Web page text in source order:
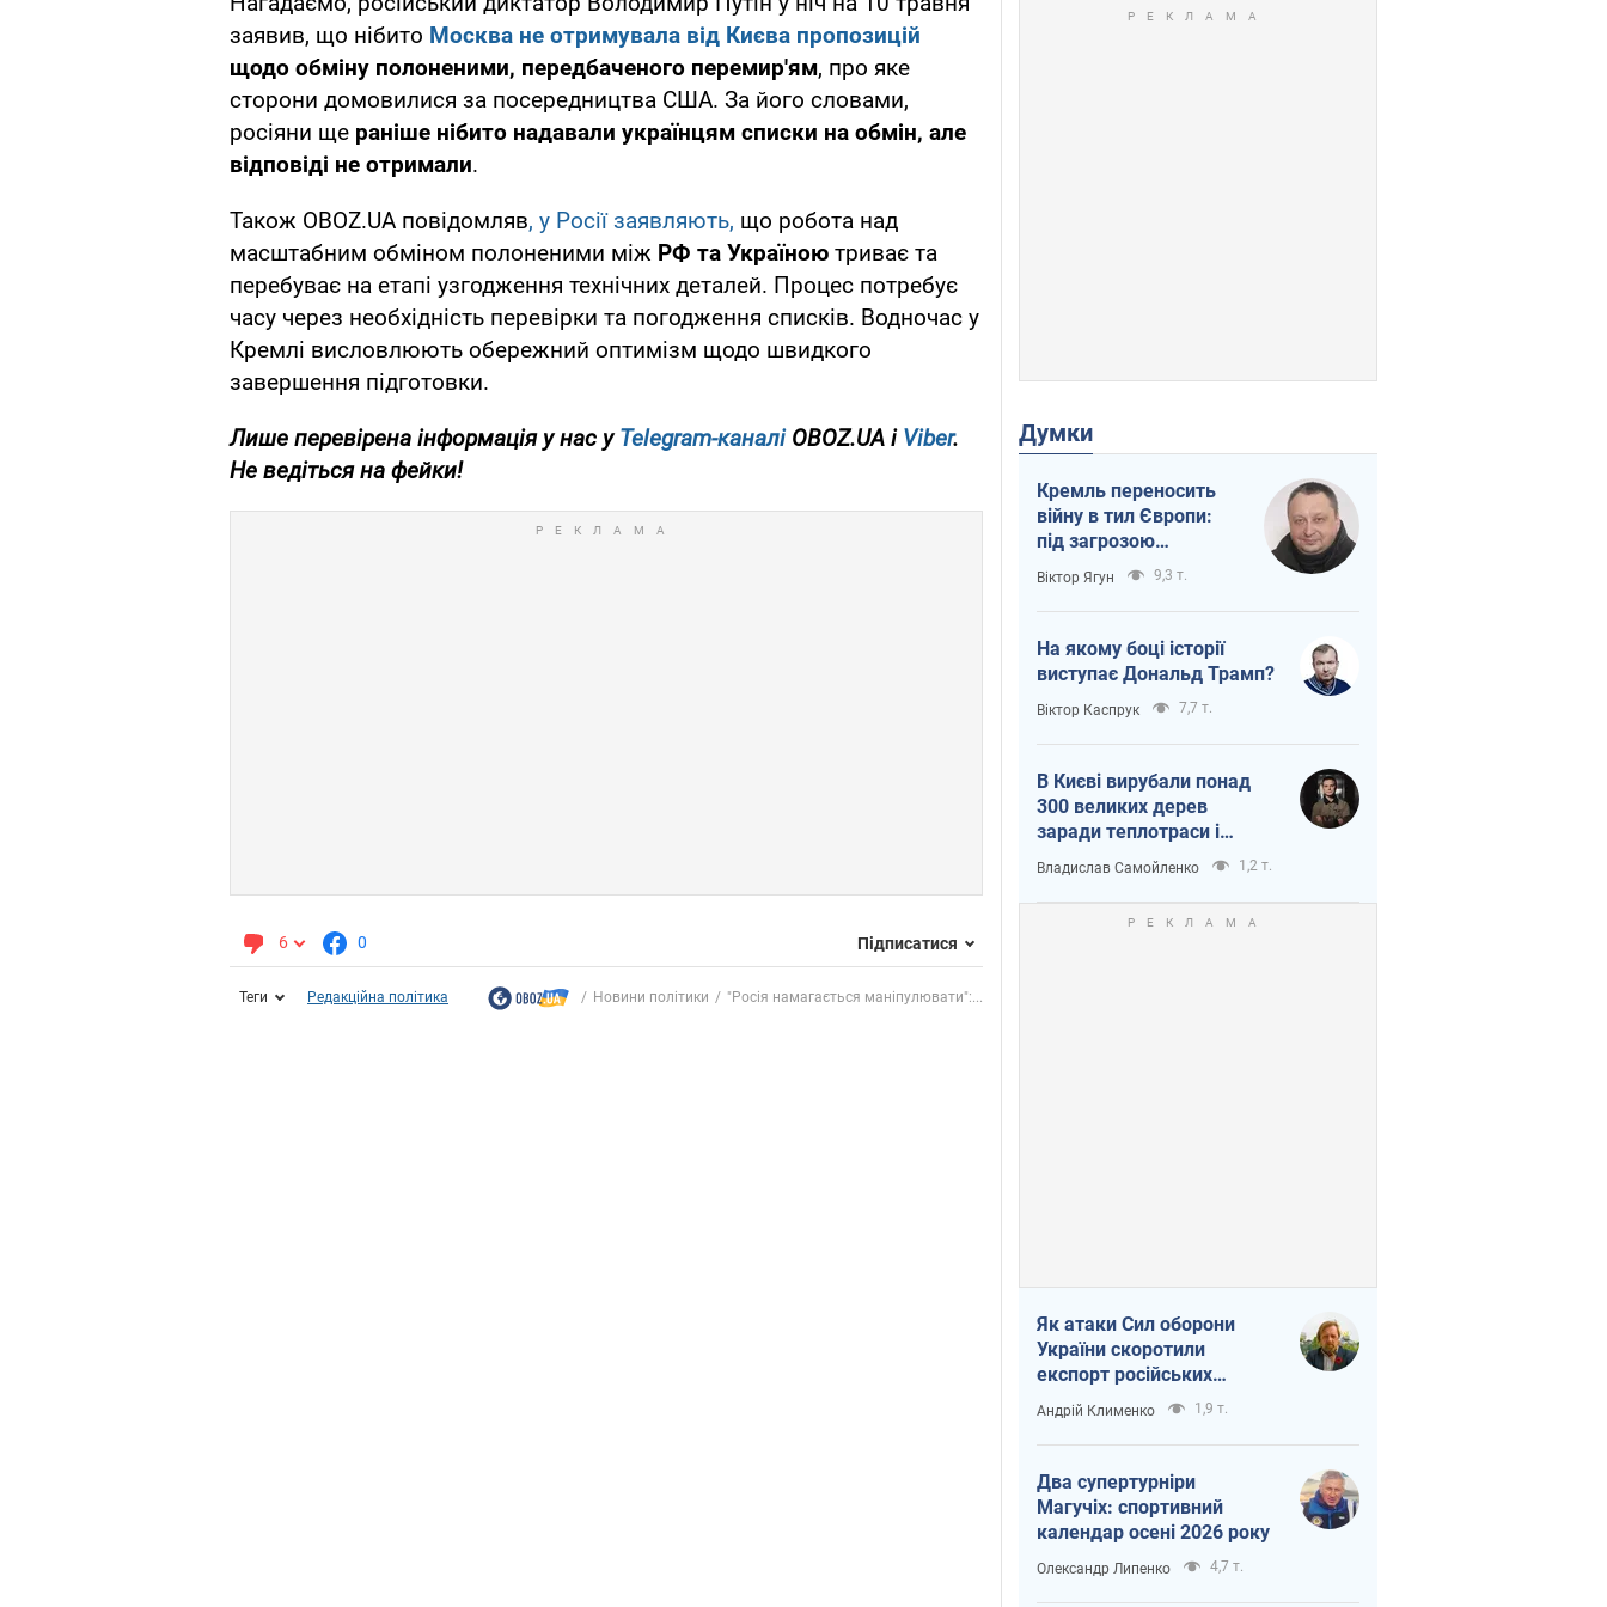
заявив, що нібито Москва не отримувала від Києва пропозицій
щодо обміну полоненими, передбаченого перемир'ям, про яке
сторони домовилися за посередництва США. За його словами,
росіяни ще раніше нібито надавали українцям списки на обмін, але
відповіді не отримали.
Також OBOZ.UA повідомляв, у Росії заявляють, що робота над
масштабним обміном полоненими між РФ та Україною триває та
перебуває на етапі узгодження технічних деталей. Процес потребує
часу через необхідність перевірки та погодження списків. Водночас у
Кремлі висловлюють обережний оптимізм щодо швидкого
завершення підготовки.
Лише перевірена інформація у нас уTelegram-каналіOBOZ.UA і Viber.
Не ведіться на фейки!
6 0 Підписатися
Теги Редакційна політика Новини політики "Росія намагається маніпулювати":...
Думки
Кремль переносить
війну в тил Європи:
під загрозою
критична логістика
Віктор Ягун 9,3 т.
На якому боці історії
виступає Дональд Трамп?
Віктор Каспрук 7,7 т.
В Києві вирубали понад
300 великих дерев
заради теплотраси і
всупереч Генплану
Владислав Самойленко 1,2 т.
Як атаки Сил оборони
України скоротили
експорт російських
нафтопродуктів
Андрій Клименко 1,9 т.
Два супертурніри
Магучіх: спортивний
календар осені 2026 року
Олександр Липенко 4,7 т.